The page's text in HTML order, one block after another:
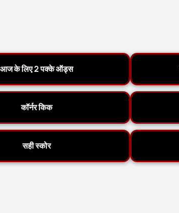
आज के लिए 2 पक्के ऑड्स
कॉर्नर किक
सही स्कोर